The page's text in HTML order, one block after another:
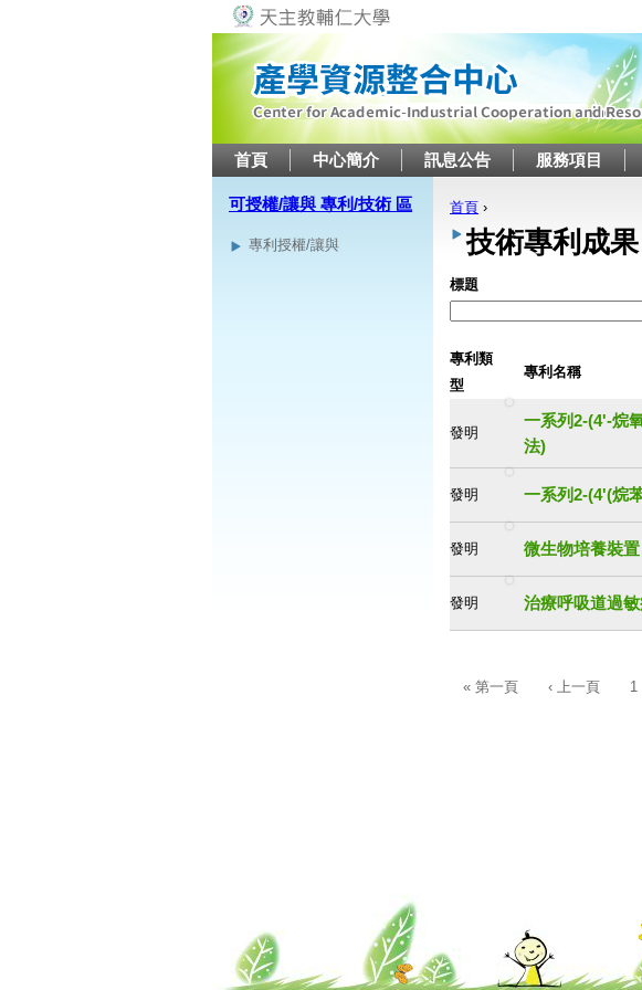
首頁 中心簡介 訊息公告 服務項目
可授權/讓與 專利/技術 區
專利授權/讓與 您在這裡
首頁 ›
技術專利成果
標題
專利類
型
專利名稱
發明
一系列2-(4'-烷
法)
發明 一系列2-(4'(烷
發明 微生物培養裝置
發明 治療呼吸道過
頁面
« 第一頁 ‹ 上一頁 1